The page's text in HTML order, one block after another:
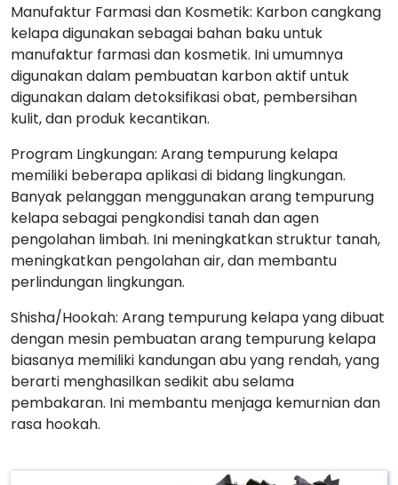
Manufaktur Farmasi dan Kosmetik: Karbon cangkang
kelapa digunakan sebagai bahan baku untuk
manufaktur farmasi dan kosmetik. Ini umumnya
digunakan dalam pembuatan karbon aktif untuk
digunakan dalam detoksifikasi obat, pembersihan
kulit, dan produk kecantikan.
Program Lingkungan: Arang tempurung kelapa
memiliki beberapa aplikasi di bidang lingkungan.
Banyak pelanggan menggunakan arang tempurung
kelapa sebagai pengkondisi tanah dan agen
pengolahan limbah. Ini meningkatkan struktur tanah,
meningkatkan pengolahan air, dan membantu
perlindungan lingkungan.
Shisha/Hookah: Arang tempurung kelapa yang dibuat
dengan mesin pembuatan arang tempurung kelapa
biasanya memiliki kandungan abu yang rendah, yang
berarti menghasilkan sedikit abu selama
pembakaran. Ini membantu menjaga kemurnian dan
rasa hookah.